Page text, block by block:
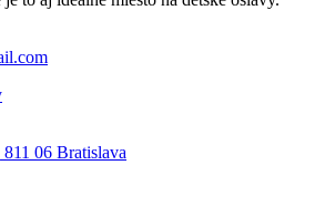
06 Bratislava